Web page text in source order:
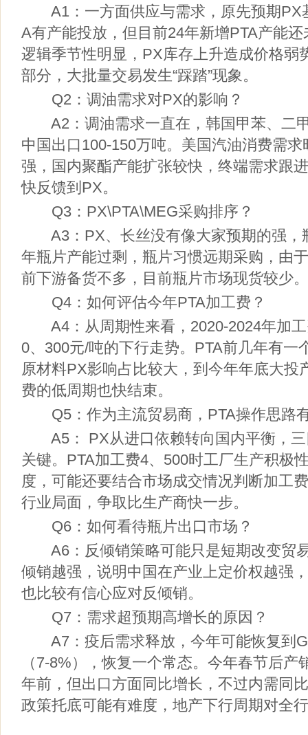
A1：一方面供应与需求，原先预期PX
A有产能投放，但目前24年新增PTA产能
逻辑季节性明显，PX库存上升造成价格弱
部分，大批量交易发生“踩踏”现象。
Q2：调油需求对PX的影响？
A2：调油需求一直在，韩国甲苯、二
中国出口100-150万吨。美国汽油消费需
强，国内聚酯产能扩张较快，终端需求跟
快反馈到PX。
Q3：PX\PTA\MEG采购排序？
A3：PX、长丝没有像大家预期的强，
年瓶片产能过剩，瓶片习惯远期采购，由
前下游备货不多，目前瓶片市场现货较少。
Q4：如何评估今年PTA加工费？
A4：从周期性来看，2020-2024年加工
0、300元/吨的下行走势。PTA前几年有一
原材料PX影响占比较大，到今年年底大投
费的低周期也快结束。
Q5：作为主流贸易商，PTA操作思路
A5： PX从进口依赖转向国内平衡，三
关键。PTA加工费4、500时工厂生产积极
度，可能还要结合市场成交情况判断加工
行业局面，争取比生产商快一步。
Q6：如何看待瓶片出口市场？
A6：反倾销策略可能只是短期改变贸
倾销越强，说明中国在产业上定价权越强
也比较有信心应对反倾销。
Q7：需求超预期高增长的原因？
A7：疫后需求释放，今年可能恢复到
（7-8%），恢复一个常态。今年春节后产
年前，但出口方面同比增长，不过内需同
政策托底可能有难度，地产下行周期对全